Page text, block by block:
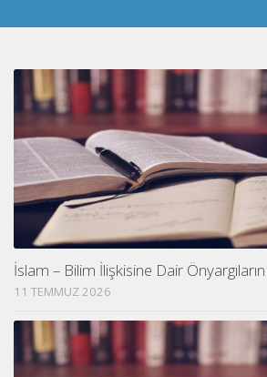
İslam – Bilim İlişkisine Dair
11 TEMMUZ 2026